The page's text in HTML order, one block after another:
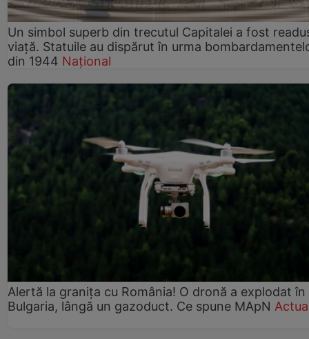
Un simbol superb din trecutul Capitalei a fost
viață. Statuile au dispărut în urma
din 1944 Național
Alertă la granița cu România! O dronă a explodat în
Bulgaria, lângă un gazoduct. Ce spune MApN